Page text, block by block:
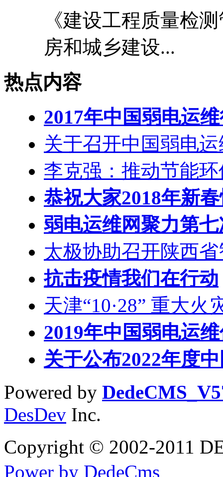
《建设工程质量检
房和城乡建设...
热点内容
2017年中国弱电运
关于召开中国弱电
李克强：推动节能
恭祝大家2018年新
弱电运维网聚力第
太极协助召开陕西
抗击疫情我们在行动
天津“10·28” 重大火
2019年中国弱电运
关于公布2022年度
Powered by
DesDev Inc.
Copyright © 2002-2011
Power by DedeCms